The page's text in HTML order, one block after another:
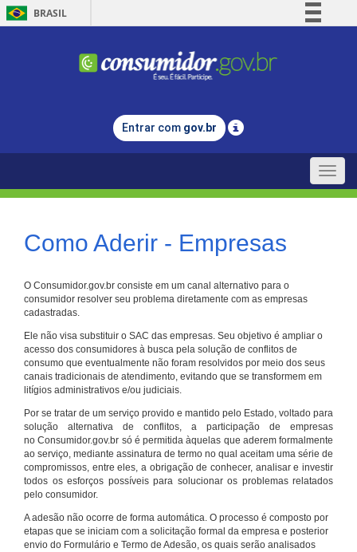
BRASIL
Comunica BR
Legislação
Entrar com gov.br
Toggle
Como Aderir - Empresas
O Consumidor.gov.br consiste em um canal alternativo para o
consumidor resolver seu problema diretamente com as empresas
cadastradas.
Ele não visa substituir o SAC das empresas. Seu objetivo é ampliar o
acesso dos consumidores à busca pela solução de conflitos de
consumo que eventualmente não foram resolvidos por meio dos seus
canais tradicionais de atendimento, evitando que se transformem em
litígios administrativos e/ou judiciais.
Por se tratar de um serviço provido e mantido pelo Estado, voltado para
solução alternativa de conflitos, a participação de empresas
no Consumidor.gov.br só é permitida àquelas que aderem formalmente
ao serviço, mediante assinatura de termo no qual aceitam uma série de
compromissos, entre eles, a obrigação de conhecer, analisar e investir
todos os esforços possíveis para solucionar os problemas relatados
pelo consumidor.
A adesão não ocorre de forma automática. O processo é composto por
etapas que se iniciam com a solicitação formal da empresa e posterior
envio do Formulário e Termo de Adesão, os quais serão analisados